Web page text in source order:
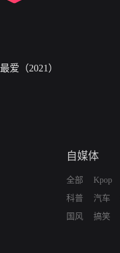
最爱（2021）
自媒体
全部
科普
国风
Kpop
汽车
搞笑